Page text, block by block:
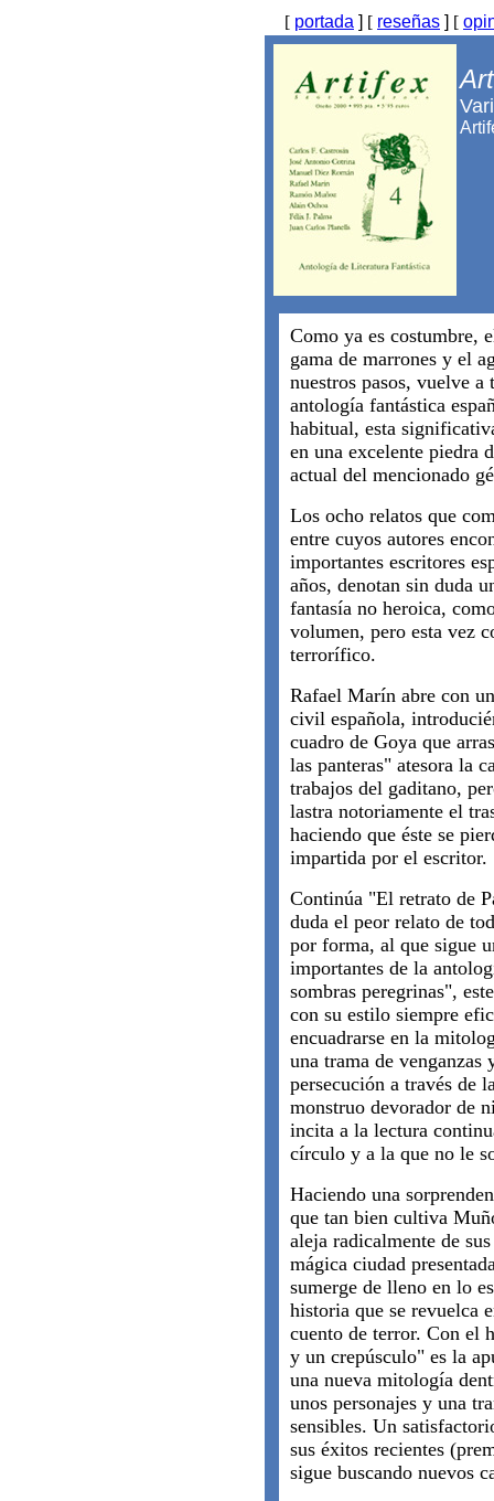
[ portada ] [ reseñas ] [
Como ya es costumbre,
gama de marrones y el
nuestros pasos, vuelve
antología fantástica
habitual, esta
en una excelente piedra
actual del mencionado
Los ocho relatos que
entre cuyos autores
importantes escritores
años, denotan sin duda
fantasía no heroica,
volumen, pero esta vez
terrorífico.
Rafael Marín abre con
civil española,
cuadro de Goya que
las panteras" atesora la
trabajos del gaditano,
lastra notoriamente el
haciendo que éste se
impartida por el escritor.
Continúa "El retrato de
duda el peor relato de
por forma, al que sigue
importantes de la
sombras peregrinas",
con su estilo siempre
encuadrarse en la
una trama de venganzas
persecución a través de
monstruo devorador de
incita a la lectura
círculo y a la que no le
Haciendo una
que tan bien cultiva
aleja radicalmente de
mágica ciudad
sumerge de lleno en lo
historia que se revuelca
cuento de terror. Con el
y un crepúsculo" es la
una nueva mitología
unos personajes y una
sensibles. Un
sus éxitos recientes
sigue buscando nuevos